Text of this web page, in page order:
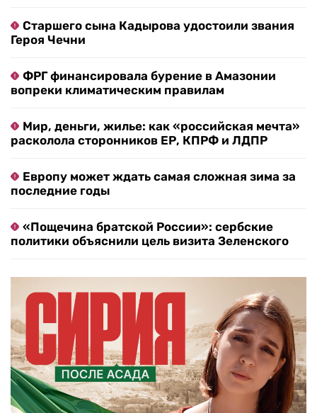
Старшего сына Кадырова удостоили звания
Героя Чечни
ФРГ финансировала бурение в Амазонии
вопреки климатическим правилам
Мир, деньги, жилье: как «российская мечта»
расколола сторонников ЕР, КПРФ и ЛДПР
Европу может ждать самая сложная зима за
последние годы
«Пощечина братской России»: сербские
политики объяснили цель визита Зеленского